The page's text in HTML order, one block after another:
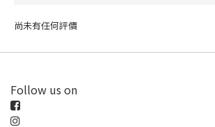
尚未有任何評價
Follow us on